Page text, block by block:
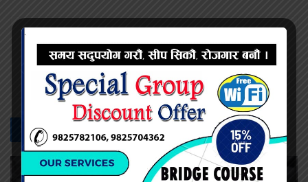
शम्भु चौधरी
सम्बन्धित -समाचार